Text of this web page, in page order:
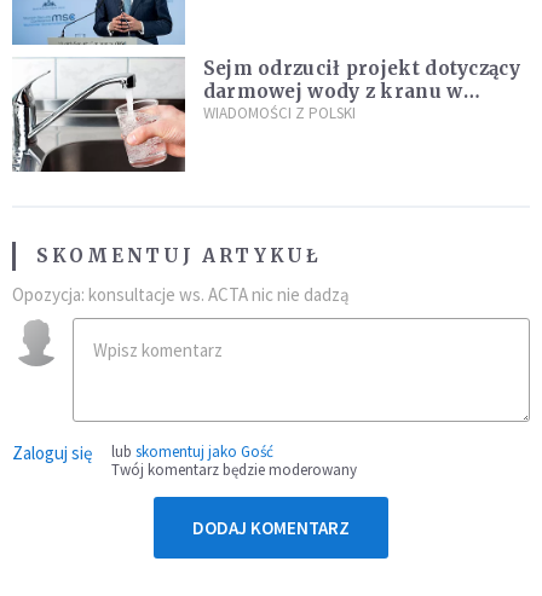
Sejm odrzucił projekt dotyczący
darmowej wody z kranu w
restauracjach
WIADOMOŚCI Z POLSKI
SKOMENTUJ ARTYKUŁ
Opozycja: konsultacje ws. ACTA nic nie dadzą
Zaloguj się lub skomentuj jako Gość
Twój komentarz będzie moderowany
DODAJ KOMENTARZ